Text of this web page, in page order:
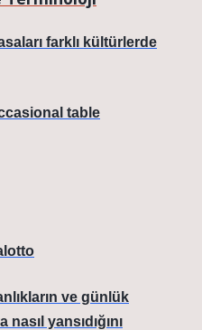
farklı kültürlerde
table
ve günlük
yansıdığını